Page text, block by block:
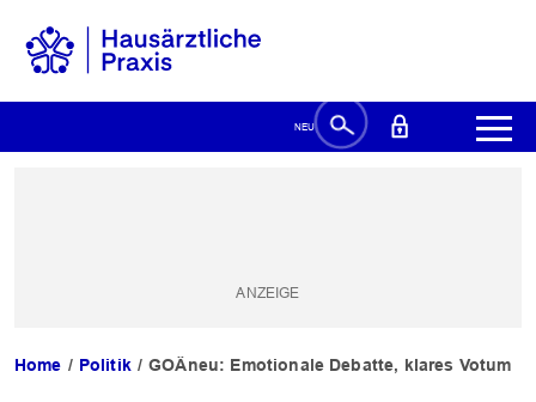
Home Politik GOÄneu: Emotionale Debatte, klares Votum